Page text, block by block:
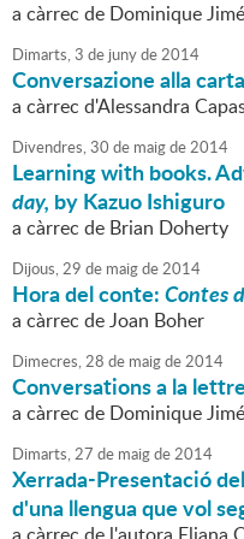
a càrrec de Dominique
Dimarts,3 de junyde2014
Conversazione alla
a càrrec d'Alessandra
Divendres,30 de maigde2014
Learning with books.
day, by Kazuo Ishiguro
a càrrec de Brian Doherty
Dijous,29 de maigde2014
Hora del conte:Contes
a càrrec de Joan Boher
Dimecres,28 de maigde2014
Conversations a la
a càrrec de Dominique
Dimarts,27 de maigde2014
Xerrada-Presentació
d'una llengua que vol